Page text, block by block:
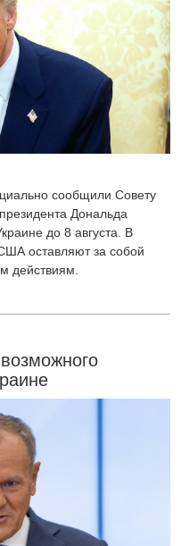
сообщили Совету
Дональда
до 8 августа. В
оставляют за собой
действиям.